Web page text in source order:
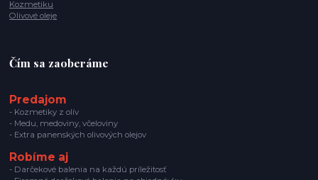
Kozmetiku
Olivové oleje
Čím sa zaoberáme
Predajom
- Kozmetiky z olív
- Medu, medoviny, včeloviny
- Extra panenských olivových olejov
Robíme aj
- Darčekové balenia na každú príležitosť